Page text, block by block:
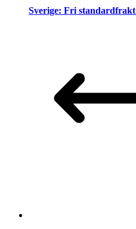
Sverige: Fri standardfrakt